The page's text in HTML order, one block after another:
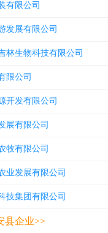
有限公司
发展有限公司
林生物科技有限公司
限公司
开发有限公司
展有限公司
牧有限公司
业发展有限公司
技集团有限公司
县企业>>